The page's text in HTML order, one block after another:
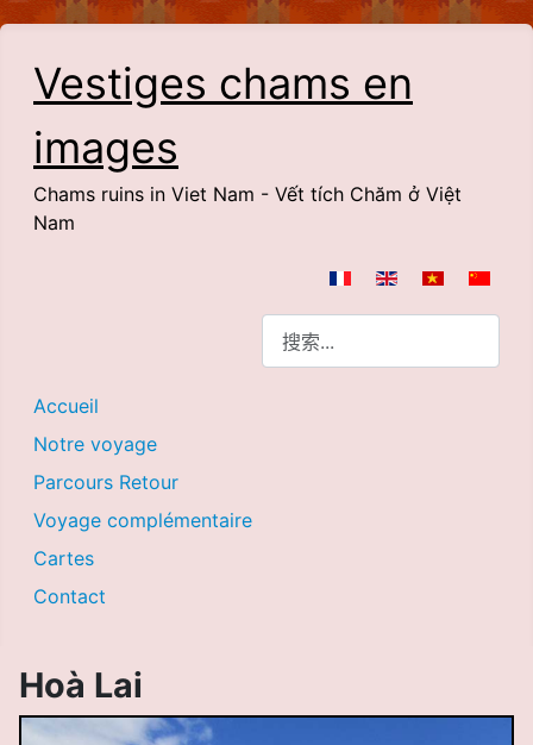
Vestiges chams en
images
Chams ruins in Viet Nam - Vết tích Chăm ở Việt
Nam
搜索
Accueil
Notre voyage
Parcours Retour
Voyage complémentaire
Cartes
Contact
Hoà Lai